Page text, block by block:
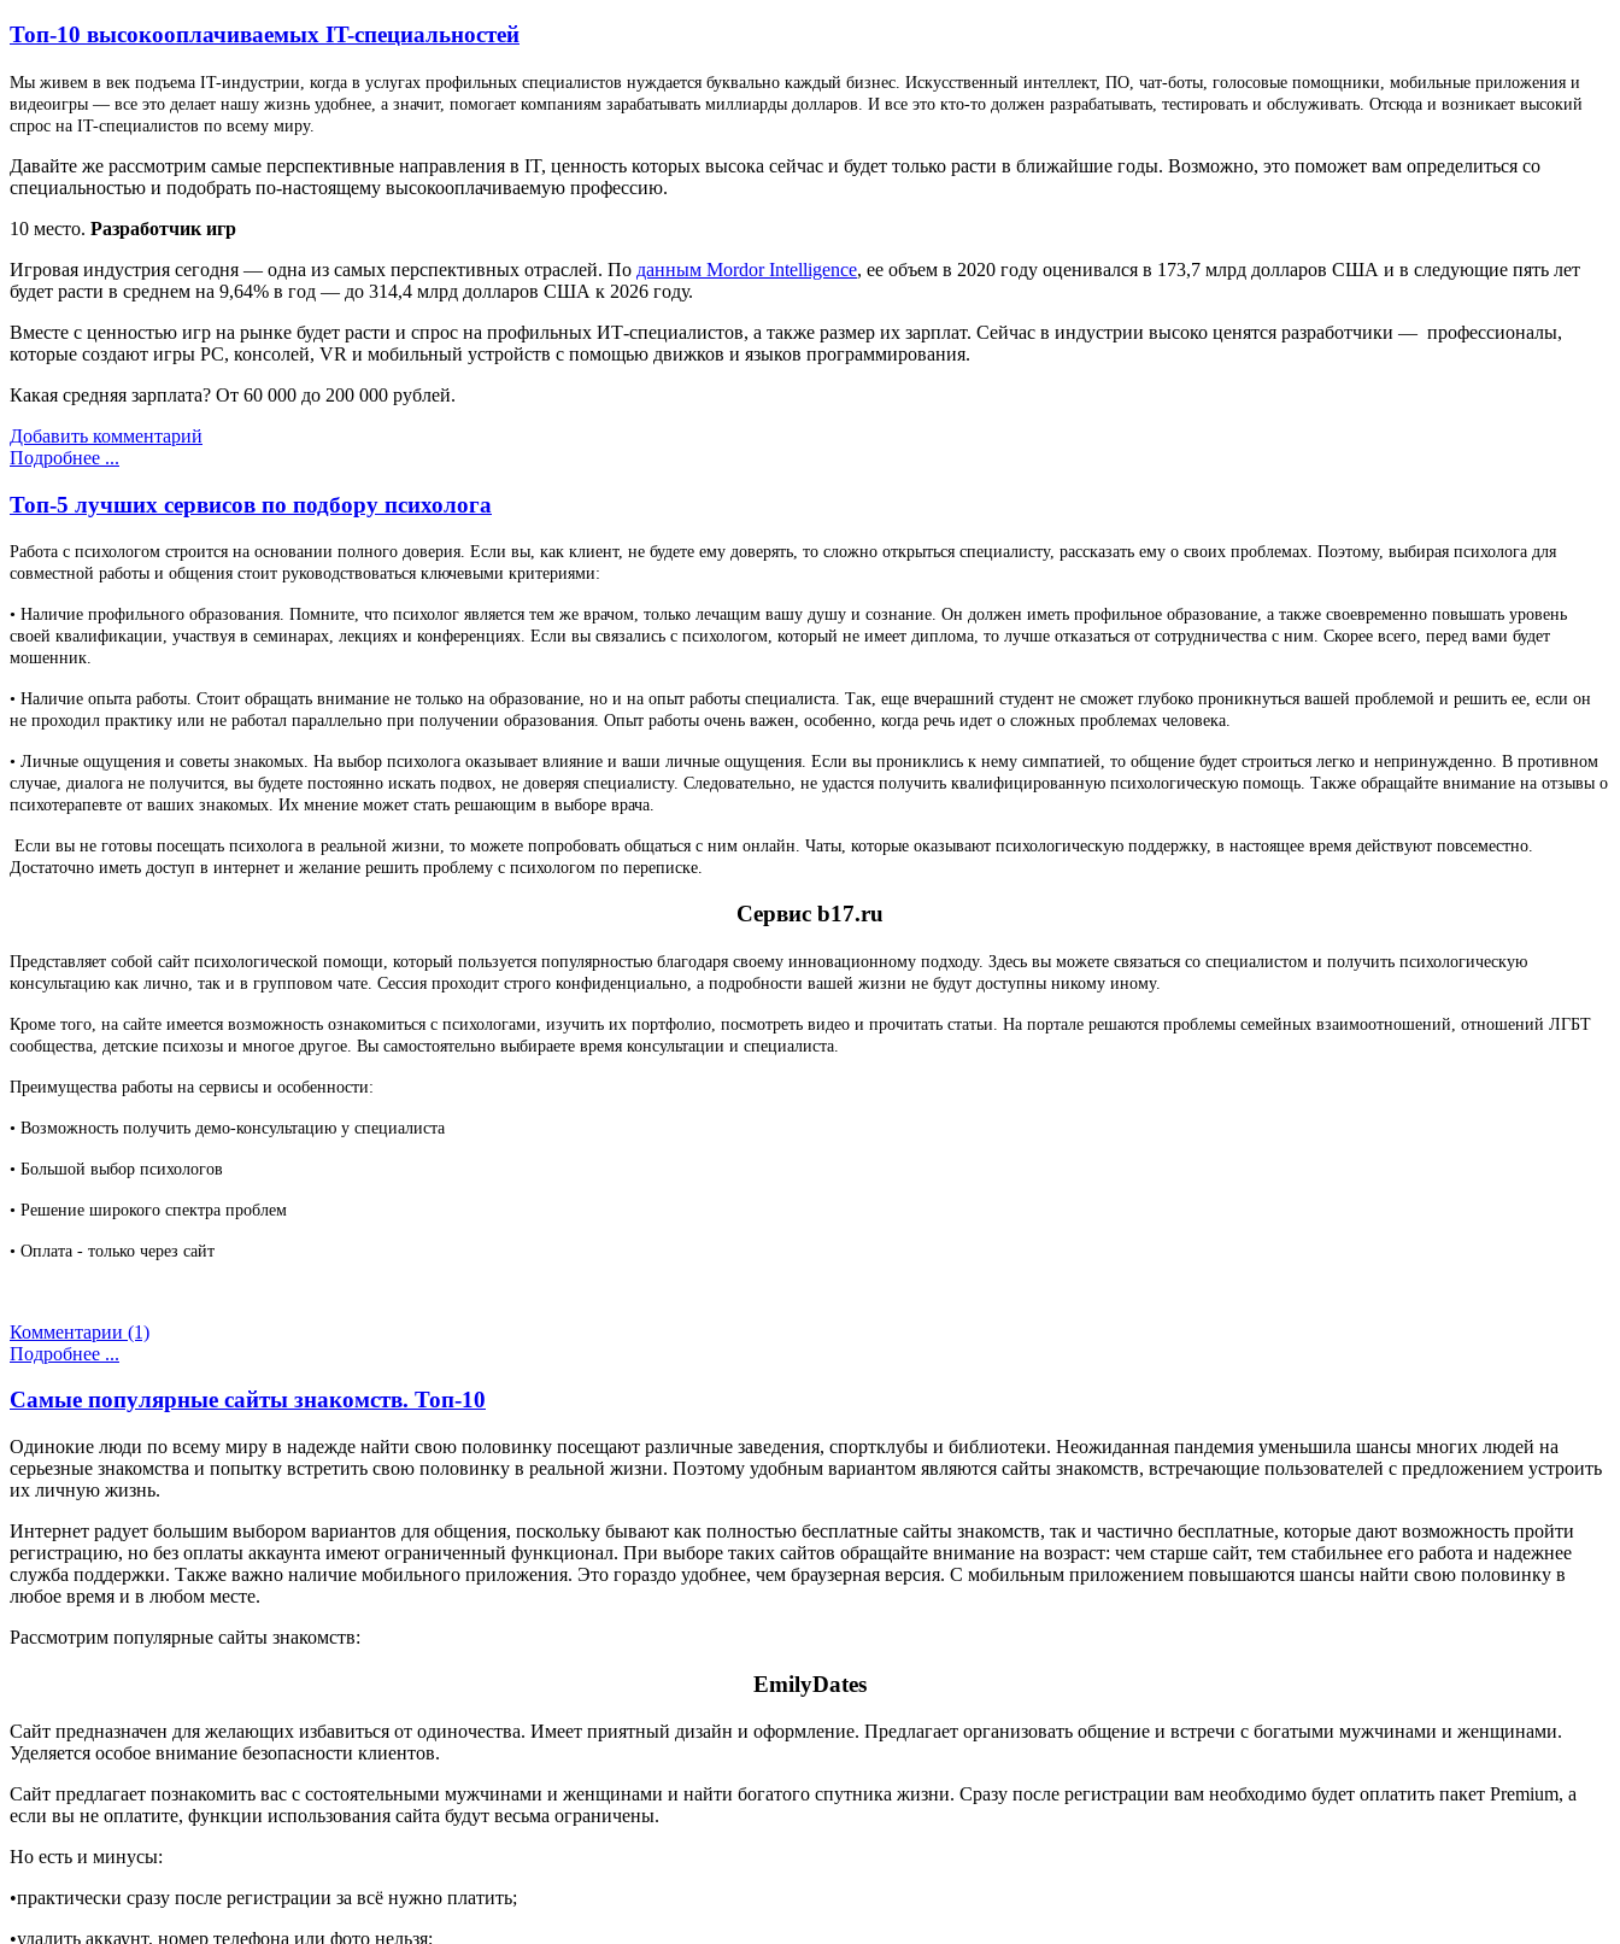
Топ-10 высокооплачиваемых IT-специальностей
Мы живем в век подъема IT-индустрии, когда в услугах профильных специалистов нуждается буквально каждый бизнес. Искусственный интеллект, ПО, чат-боты, голосовые помощники, мобильные приложения и
видеоигры — все это делает нашу жизнь удобнее, а значит, помогает компаниям зарабатывать миллиарды долларов. И все это кто-то должен разрабатывать, тестировать и обслуживать. Отсюда и возникает высокий
спрос на IT-специалистов по всему миру.
Давайте же рассмотрим самые перспективные направления в IT, ценность которых высока сейчас и будет только расти в ближайшие годы. Возможно, это поможет вам определиться со
специальностью и подобрать по-настоящему высокооплачиваемую профессию.
10 место. Разработчик игр
Игровая индустрия сегодня — одна из самых перспективных отраслей. По данным Mordor Intelligence, ее объем в 2020 году оценивался в 173,7 млрд долларов США и в следующие пять лет
будет расти в среднем на 9,64% в год — до 314,4 млрд долларов США к 2026 году.
Вместе с ценностью игр на рынке будет расти и спрос на профильных ИТ-специалистов, а также размер их зарплат. Сейчас в индустрии высоко ценятся разработчики — профессионалы,
которые создают игры PC, консолей, VR и мобильный устройств с помощью движков и языков программирования.
Какая средняя зарплата? От 60 000 до 200 000 рублей.
Добавить комментарий
Подробнее ...
Топ-5 лучших сервисов по подбору психолога
Работа с психологом строится на основании полного доверия. Если вы, как клиент, не будете ему доверять, то сложно открыться специалисту, рассказать ему о своих проблемах. Поэтому, выбирая психолога для
совместной работы и общения стоит руководствоваться ключевыми критериями:
• Наличие профильного образования. Помните, что психолог является тем же врачом, только лечащим вашу душу и сознание. Он должен иметь профильное образование, а также своевременно повышать уровень
своей квалификации, участвуя в семинарах, лекциях и конференциях. Если вы связались с психологом, который не имеет диплома, то лучше отказаться от сотрудничества с ним. Скорее всего, перед вами будет
мошенник.
• Наличие опыта работы. Стоит обращать внимание не только на образование, но и на опыт работы специалиста. Так, еще вчерашний студент не сможет глубоко проникнуться вашей проблемой и решить ее, если он
не проходил практику или не работал параллельно при получении образования. Опыт работы очень важен, особенно, когда речь идет о сложных проблемах человека.
• Личные ощущения и советы знакомых. На выбор психолога оказывает влияние и ваши личные ощущения. Если вы прониклись к нему симпатией, то общение будет строиться легко и непринужденно. В противном
случае, диалога не получится, вы будете постоянно искать подвох, не доверяя специалисту. Следовательно, не удастся получить квалифицированную психологическую помощь. Также обращайте внимание на отзывы о
психотерапевте от ваших знакомых. Их мнение может стать решающим в выборе врача.
Если вы не готовы посещать психолога в реальной жизни, то можете попробовать общаться с ним онлайн. Чаты, которые оказывают психологическую поддержку, в настоящее время действуют повсеместно.
Достаточно иметь доступ в интернет и желание решить проблему с психологом по переписке.
Сервис b17.ru
Представляет собой сайт психологической помощи, который пользуется популярностью благодаря своему инновационному подходу. Здесь вы можете связаться со специалистом и получить психологическую
консультацию как лично, так и в групповом чате. Сессия проходит строго конфиденциально, а подробности вашей жизни не будут доступны никому иному.
Кроме того, на сайте имеется возможность ознакомиться с психологами, изучить их портфолио, посмотреть видео и прочитать статьи. На портале решаются проблемы семейных взаимоотношений, отношений ЛГБТ
сообщества, детские психозы и многое другое. Вы самостоятельно выбираете время консультации и специалиста.
Преимущества работы на сервисы и особенности:
• Возможность получить демо-консультацию у специалиста
• Большой выбор психологов
• Решение широкого спектра проблем
• Оплата - только через сайт
Комментарии (1)
Подробнее ...
Самые популярные сайты знакомств. Топ-10
Одинокие люди по всему миру в надежде найти свою половинку посещают различные заведения, спортклубы и библиотеки. Неожиданная пандемия уменьшила шансы многих людей на
серьезные знакомства и попытку встретить свою половинку в реальной жизни. Поэтому удобным вариантом являются сайты знакомств, встречающие пользователей с предложением устроить
их личную жизнь.
Интернет радует большим выбором вариантов для общения, поскольку бывают как полностью бесплатные сайты знакомств, так и частично бесплатные, которые дают возможность пройти
регистрацию, но без оплаты аккаунта имеют ограниченный функционал. При выборе таких сайтов обращайте внимание на возраст: чем старше сайт, тем стабильнее его работа и надежнее
служба поддержки. Также важно наличие мобильного приложения. Это гораздо удобнее, чем браузерная версия. С мобильным приложением повышаются шансы найти свою половинку в
любое время и в любом месте.
Рассмотрим популярные сайты знакомств:
EmilyDates
Сайт предназначен для желающих избавиться от одиночества. Имеет приятный дизайн и оформление. Предлагает организовать общение и встречи с богатыми мужчинами и женщинами.
Уделяется особое внимание безопасности клиентов.
Сайт предлагает познакомить вас с состоятельными мужчинами и женщинами и найти богатого спутника жизни. Сразу после регистрации вам необходимо будет оплатить пакет Premium, а
если вы не оплатите, функции использования сайта будут весьма ограничены.
Но есть и минусы:
•практически сразу после регистрации за всё нужно платить;
•удалить аккаунт, номер телефона или фото нельзя;